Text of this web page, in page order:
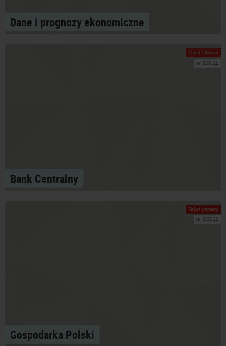
Dane i prognozy ekonomiczne
Tekst otwarty
nr 3/2011
Bank Centralny
Tekst otwarty
nr 3/2011
Gospodarka Polski